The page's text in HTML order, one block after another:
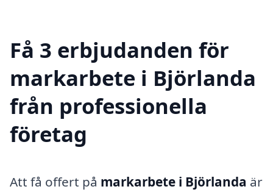
Få 3 erbjudanden för
markarbete i Björlanda
från professionella
företag
Att få offert på markarbete i Björlanda är